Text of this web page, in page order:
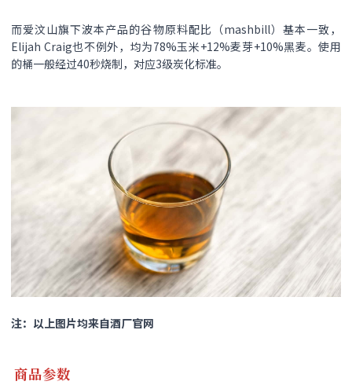
而爱汶山旗下波本产品的谷物原料配比（mashbill）基本一致，
Elijah Craig也不例外，均为78%玉米+12%麦芽+10%黑麦。使用
的桶一般经过40秒烧制，对应3级炭化标准。
注：以上图片均来自酒厂官网
商品参数